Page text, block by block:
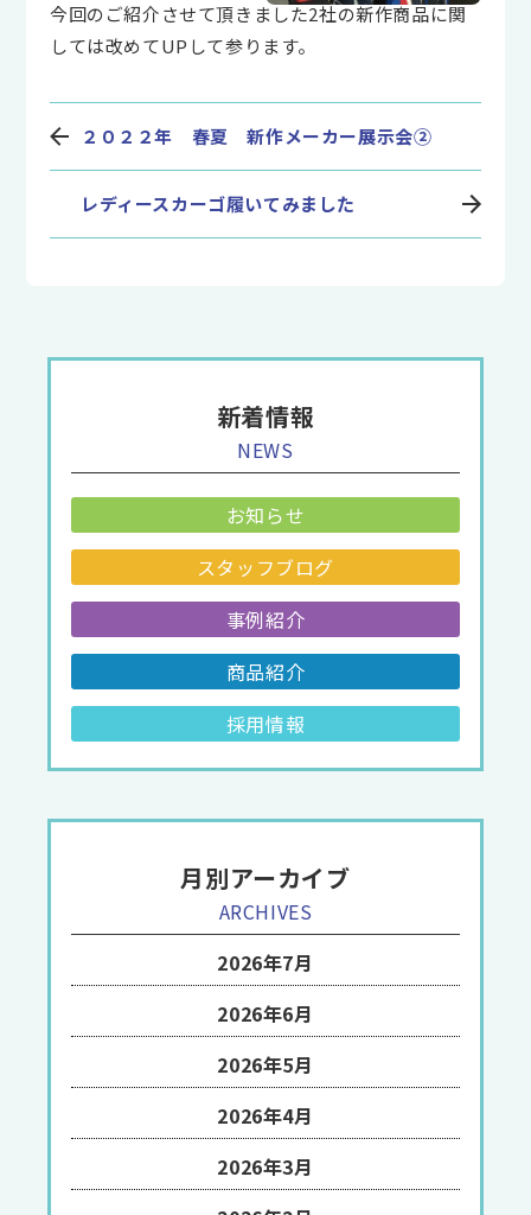
新着情報
NEWS
お知らせ
スタッフブログ
事例紹介
商品紹介
採用情報
月別アーカイブ
ARCHIVES
2026年7月
2026年6月
2026年5月
2026年4月
2026年3月
今回のご紹介させて頂きました2社の新作商品に関
しては改めてUPして参ります。
２０２２年 春夏 新作メーカー展示会②
レディースカーゴ履いてみました